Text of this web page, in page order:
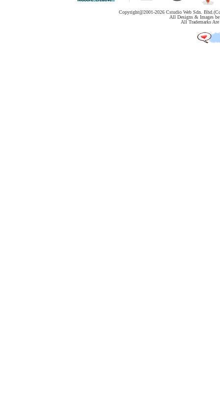
Copyright@2001-2026 Cstudio Web Sdn.
All Designs & Images
All Trademarks